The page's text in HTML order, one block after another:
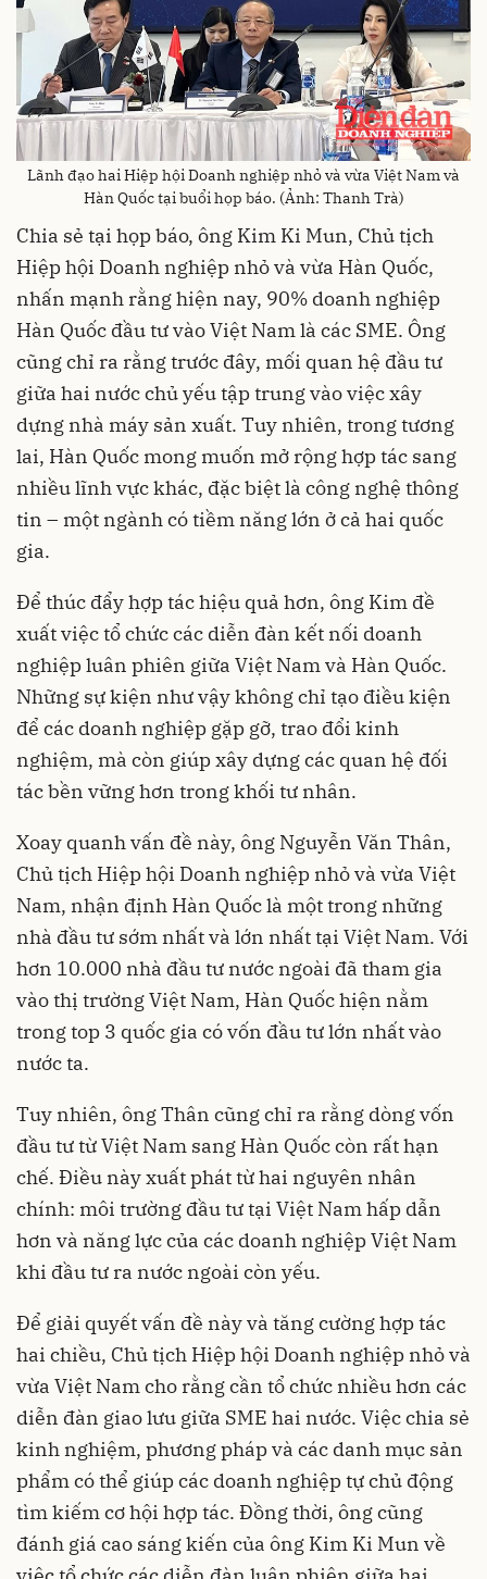
Lãnh đạo hai Hiệp hội Doanh nghiệp nhỏ và vừa Việt Nam và
Hàn Quốc tại buổi họp báo. (Ảnh: Thanh Trà)
Chia sẻ tại họp báo, ông Kim Ki Mun, Chủ tịch
Hiệp hội Doanh nghiệp nhỏ và vừa Hàn Quốc,
nhấn mạnh rằng hiện nay, 90% doanh nghiệp
Hàn Quốc đầu tư vào Việt Nam là các SME. Ông
cũng chỉ ra rằng trước đây, mối quan hệ đầu tư
giữa hai nước chủ yếu tập trung vào việc xây
dựng nhà máy sản xuất. Tuy nhiên, trong tương
lai, Hàn Quốc mong muốn mở rộng hợp tác sang
nhiều lĩnh vực khác, đặc biệt là công nghệ thông
tin – một ngành có tiềm năng lớn ở cả hai quốc
gia.
Để thúc đẩy hợp tác hiệu quả hơn, ông Kim đề
xuất việc tổ chức các diễn đàn kết nối doanh
nghiệp luân phiên giữa Việt Nam và Hàn Quốc.
Những sự kiện như vậy không chỉ tạo điều kiện
để các doanh nghiệp gặp gỡ, trao đổi kinh
nghiệm, mà còn giúp xây dựng các quan hệ đối
tác bền vững hơn trong khối tư nhân.
Xoay quanh vấn đề này, ông Nguyễn Văn Thân,
Chủ tịch Hiệp hội Doanh nghiệp nhỏ và vừa Việt
Nam, nhận định Hàn Quốc là một trong những
nhà đầu tư sớm nhất và lớn nhất tại Việt Nam. Với
hơn 10.000 nhà đầu tư nước ngoài đã tham gia
vào thị trường Việt Nam, Hàn Quốc hiện nằm
trong top 3 quốc gia có vốn đầu tư lớn nhất vào
nước ta.
Tuy nhiên, ông Thân cũng chỉ ra rằng dòng vốn
đầu tư từ Việt Nam sang Hàn Quốc còn rất hạn
chế. Điều này xuất phát từ hai nguyên nhân
chính: môi trường đầu tư tại Việt Nam hấp dẫn
hơn và năng lực của các doanh nghiệp Việt Nam
khi đầu tư ra nước ngoài còn yếu.
Để giải quyết vấn đề này và tăng cường hợp tác
hai chiều, Chủ tịch Hiệp hội Doanh nghiệp nhỏ và
vừa Việt Nam cho rằng cần tổ chức nhiều hơn các
diễn đàn giao lưu giữa SME hai nước. Việc chia sẻ
kinh nghiệm, phương pháp và các danh mục sản
phẩm có thể giúp các doanh nghiệp tự chủ động
tìm kiếm cơ hội hợp tác. Đồng thời, ông cũng
đánh giá cao sáng kiến của ông Kim Ki Mun về